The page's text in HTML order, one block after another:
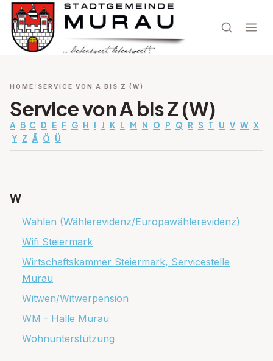
HOME SERVICE VON A BIS Z (W)
Service von A bis Z (W)
A B C D E F G H I J K L M N O P Q R S T U V W X
Y Z Ä Ö Ü
W
Wahlen (Wählerevidenz/Europawählerevidenz)
Wifi Steiermark
Wirtschaftskammer Steiermark, Servicestelle
Murau
Witwen/Witwerpension
WM - Halle Murau
Wohnunterstützung